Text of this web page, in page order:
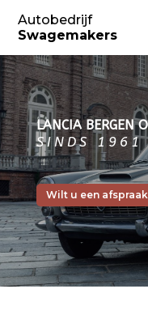
Autobedrijf
Swagemakers
LANCIA BERGEN
SINDS 1961
Wilt u een